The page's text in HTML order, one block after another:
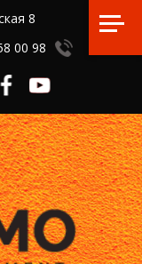
8
00 98